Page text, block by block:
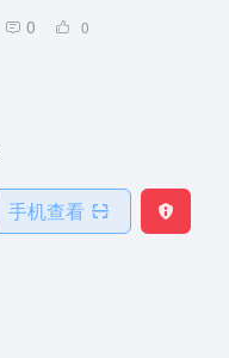
0 0
手机查看